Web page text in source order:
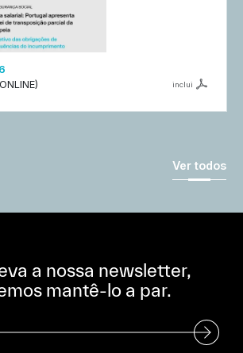
inclui
Ver todos
a nossa newsletter,
mantê-lo a par.
Newsletter